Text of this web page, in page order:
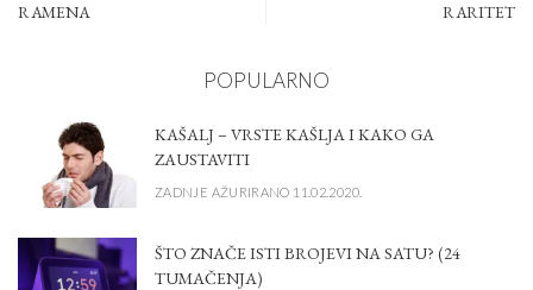
RAMENA RARITET
POPULARNO
KAŠALJ – VRSTE KAŠLJA I KAKO GA
ZAUSTAVITI
ZADNJE AŽURIRANO 11.02.2020.
ŠTO ZNAČE ISTI BROJEVI NA SATU? (24
TUMAČENJA)